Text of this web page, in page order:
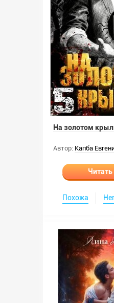
На золотом
Автор: Капба
Читать
Похожа